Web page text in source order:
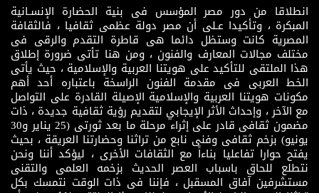
انطلاقا من دور مصر المؤسس فى بنية الحضارة الإنسـانية
المبكرة ، وتأكيدا عـلى أن مصر دولة عظمى ثقافيا ، فالثقافة
المصرية كانت وستظل دائما هى قاطرة التقدم والرقى فى
مختلف مجالات المعارف والفنون ، ومن هنا تأتى ضرورة إطلاق
هذا الملتقى للتأكيد على هويتنا العربية والإسلامية ، حيث يأتى
الخط العربى فى مقدمة الفنون الراسخة باعتباره أحد أهم
مكونات هويتنا العربية والإسلامية الإصيلة القادرة على التواصل
مع الآخر ، وإحداث الأثر الإيجابي لتقديم رؤية ثقافية جديدة ، ذات
مضمون ثقافى قادر على إثراء مرحلة ما بعد ثورتى (25 يناير و30
يونيو) بزخم ثقافى وفنى نابع من تراثنا وحضارتنا العريقة ، بحيث
يفتح حوارا تفاعليا بناءاً مع الثقافات الأخرى ، ليؤكد أننا ونحن
نتطلع للحاق باسباب العصر الحديث بزخمه العلمى والتقنى
مستشرفين آفاق المسقبل ، فإننا فى ذات الوقت نتمسك بكل